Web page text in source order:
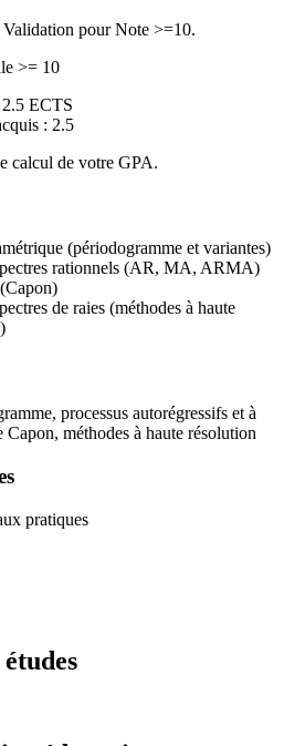
pour Note >=10.
>= 10
ECTS
: 2.5
calcul de votre GPA.
(périodogramme et variantes)
rationnels (AR, MA, ARMA)
de raies (méthodes à haute
processus autorégressifs et à
Capon, méthodes à haute résolution
pratiques